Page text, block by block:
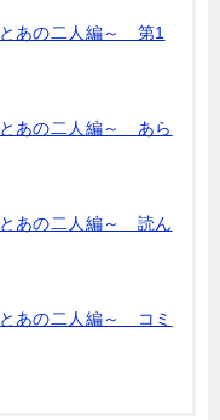
あの二人編～ 第1
あの二人編～ あら
あの二人編～ 読ん
あの二人編～ コミ